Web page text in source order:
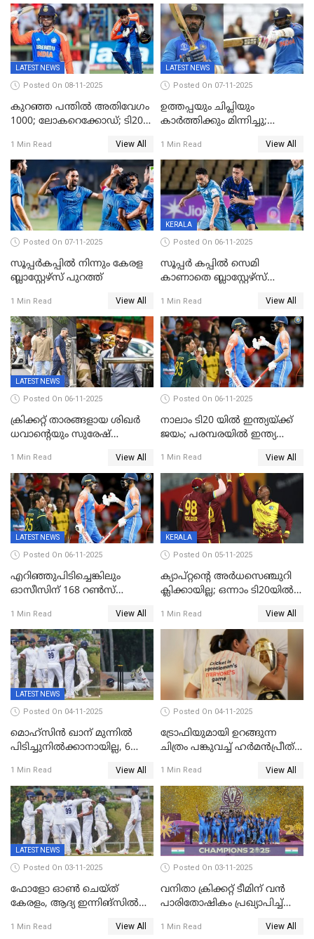
LATEST NEWS
Posted On 08-11-2025
കുറഞ്ഞ പന്തിൽ അതിവേഗം
1000; ലോകറെക്കോഡ്; ടി20
അപൂര്‍വനേട്ടവുമായി
അഭിഷേക് ശർമ
1 Min Read View All
LATEST NEWS
Posted On 07-11-2025
ഉത്തപ്പയും ചിപ്ലിയും
കാർത്തിക്കും മിന്നിച്ചു;
ഇന്ത്യ; ഹോങ്കോങ് സിക്സസ്
ക്രിക്കറ്റ് ടൂർണമെന്റിൽ ജയം
1 Min Read View All
Posted On 07-11-2025
സൂപ്പര്‍കപ്പില്‍ നിന്നും കേരള
ബ്ലാസ്റ്റേഴ്‌സ് പുറത്ത്
1 Min Read View All
KERALA
Posted On 06-11-2025
സൂപ്പർ കപ്പിൽ സെമി
കാണാതെ ബ്ലാസ്റ്റേഴ്സ്
1 Min Read View All
LATEST NEWS
Posted On 06-11-2025
ക്രിക്കറ്റ് താരങ്ങളായ ശിഖർ
ധവാന്‍റെയും സുരേഷ്
കണ്ടുകെട്ടി
1 Min Read View All
Posted On 06-11-2025
നാലാം ടി20 യില്‍ ഇന്ത്യയ്ക്ക്
ജയം; പരമ്പരയിൽ ഇന്ത്യ
1 Min Read View All
LATEST NEWS
Posted On 06-11-2025
എറിഞ്ഞുപിടിച്ചെങ്കിലും
ഓസീസിന് 168 റൺസ്
1 Min Read View All
KERALA
Posted On 05-11-2025
ക്യാപ്റ്റന്റെ അർധസെഞ്ചുറി
ക്ലിക്കായില്ല; ഒന്നാം ടി20യിൽ
വിൻഡീസിന് ജയം
1 Min Read View All
LATEST NEWS
Posted On 04-11-2025
മൊഹ്സിൻ ഖാന് മുന്നിൽ
പിടിച്ചുനിൽക്കാനായില്ല, 6
കേരളത്തിന് ഇന്നിംഗ്സ്
തോല്‍വി
1 Min Read View All
Posted On 04-11-2025
ട്രോഫിയുമായി ഉറങ്ങുന്ന
ചിത്രം പങ്കുവച്ച് ഹര്‍മന്‍പ്രീത്
1 Min Read View All
LATEST NEWS
Posted On 03-11-2025
ഫോളോ ഓൺ ചെയ്ത്
കേരളം, ആദ്യ ഇന്നിങ്സിൽ
രഞ്ജിയിൽ കർണാടകയ്ക്ക്
1 Min Read View All
Posted On 03-11-2025
വനിതാ ക്രിക്കറ്റ് ടീമിന് വൻ
പാരിതോഷികം പ്രഖ്യാപിച്ച്
1 Min Read View All